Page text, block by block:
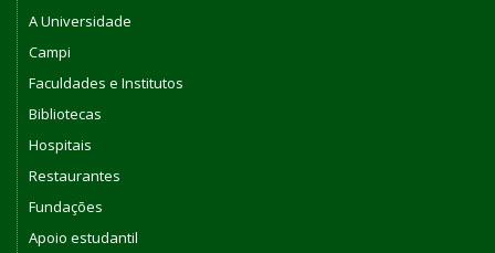
A Universidade
Campi
Faculdades e Institutos
Bibliotecas
Hospitais
Restaurantes
Fundações
Apoio estudantil